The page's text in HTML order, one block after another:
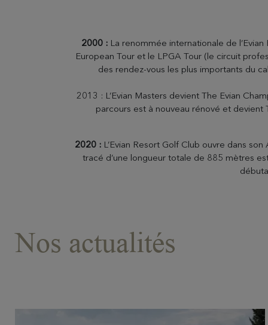
Evian Resort
2000 : La renommée internationale de
European Tour et le LPGA Tour (le circuit
des rendez-vous les plus importants du
2013 : L’Evian Masters devient The Evian
parcours est à nouveau rénové et
2020 :L’Evian Resort Golf Club ouvre dans
tracé d’une longueur totale de 885 mètres
Nos actualités